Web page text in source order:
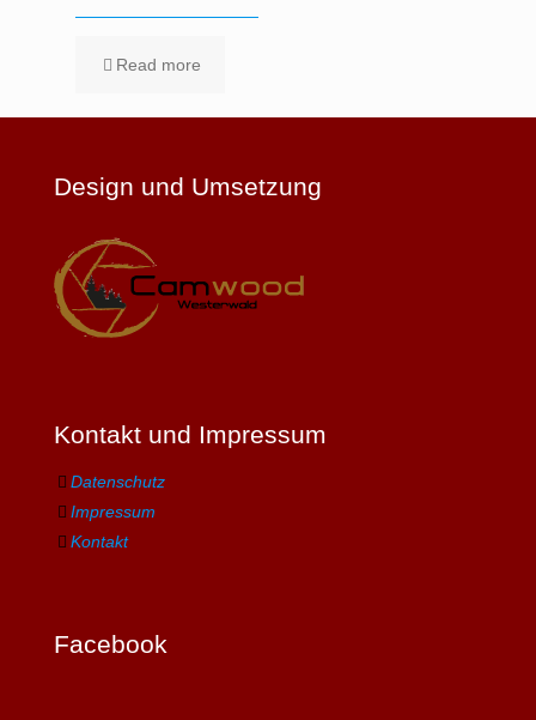
Read more
Design und Umsetzung
Kontakt und Impressum
Datenschutz
Impressum
Kontakt
Facebook